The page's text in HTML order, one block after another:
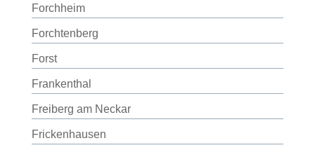
Forchheim
Forchtenberg
Forst
Frankenthal
Freiberg am Neckar
Frickenhausen